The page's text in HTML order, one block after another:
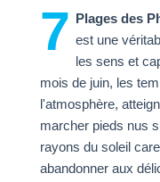
7 Plages des
est une
les sens et
mois de juin, les
l'atmosphère,
marcher pieds nus
rayons du soleil
abandonner aux